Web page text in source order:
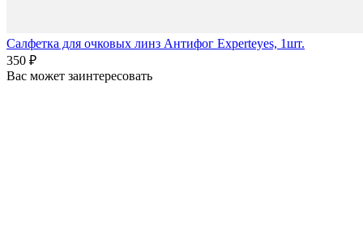
Салфетка для очковых линз Антифог Experteyes, 1шт.
350 ₽
Вас может заинтересовать